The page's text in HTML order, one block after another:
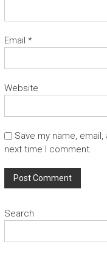
Email *
Website
Save my name,
next time I comment.
Search